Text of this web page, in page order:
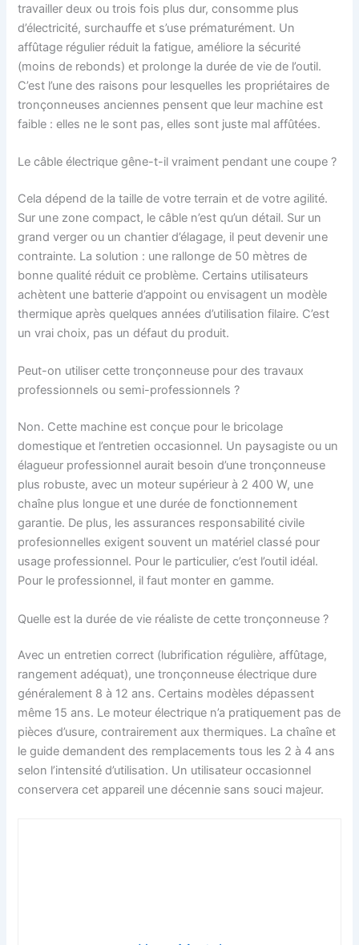
travailler deux ou trois fois plus dur, consomme plus
d’électricité, surchauffe et s’use prématurément. Un
affûtage régulier réduit la fatigue, améliore la sécurité
(moins de rebonds) et prolonge la durée de vie de l’outil.
C’est l’une des raisons pour lesquelles les propriétaires de
tronçonneuses anciennes pensent que leur machine est
faible : elles ne le sont pas, elles sont juste mal affûtées.
Le câble électrique gêne-t-il vraiment pendant une coupe ?
Cela dépend de la taille de votre terrain et de votre agilité.
Sur une zone compact, le câble n’est qu’un détail. Sur un
grand verger ou un chantier d’élagage, il peut devenir une
contrainte. La solution : une rallonge de 50 mètres de
bonne qualité réduit ce problème. Certains utilisateurs
achètent une batterie d’appoint ou envisagent un modèle
thermique après quelques années d’utilisation filaire. C’est
un vrai choix, pas un défaut du produit.
Peut-on utiliser cette tronçonneuse pour des travaux
professionnels ou semi-professionnels ?
Non. Cette machine est conçue pour le bricolage
domestique et l’entretien occasionnel. Un paysagiste ou un
élagueur professionnel aurait besoin d’une tronçonneuse
plus robuste, avec un moteur supérieur à 2 400 W, une
chaîne plus longue et une durée de fonctionnement
garantie. De plus, les assurances responsabilité civile
profesionnelles exigent souvent un matériel classé pour
usage professionnel. Pour le particulier, c’est l’outil idéal.
Pour le professionnel, il faut monter en gamme.
Quelle est la durée de vie réaliste de cette tronçonneuse ?
Avec un entretien correct (lubrification régulière, affûtage,
rangement adéquat), une tronçonneuse électrique dure
généralement 8 à 12 ans. Certains modèles dépassent
même 15 ans. Le moteur électrique n’a pratiquement pas de
pièces d’usure, contrairement aux thermiques. La chaîne et
le guide demandent des remplacements tous les 2 à 4 ans
selon l’intensité d’utilisation. Un utilisateur occasionnel
conservera cet appareil une décennie sans souci majeur.